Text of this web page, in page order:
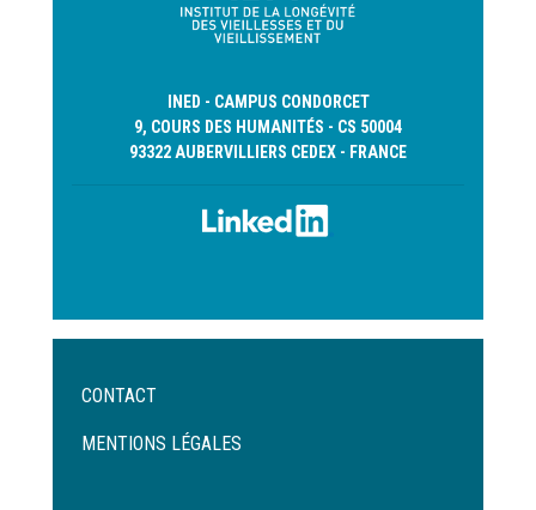
INED - CAMPUS CONDORCET
9, COURS DES HUMANITÉS - CS 50004
93322 AUBERVILLIERS CEDEX - FRANCE
Menu
de
CONTACT
MENTIONS LÉGALES